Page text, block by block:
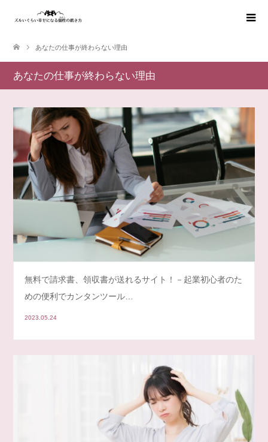
あなたの仕事が終わらない理由
あなたの仕事が終わらない理由
無料で請求書、領収書が送れるサイト！－起業初心者のた
めの便利でカンタンツール…
2023.05.24